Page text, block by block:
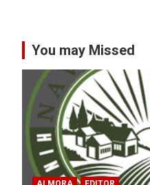
You may Missed